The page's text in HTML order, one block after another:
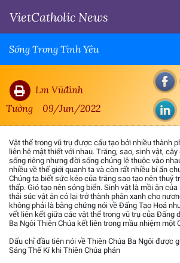
VietCatholic News
Sống Trong Tình Yêu
Lm Vũđình
Tường
09/Jun/2022
Vật thể trong vũ trụ được cấu tạo bởi nhiều thành
liên hệ mật thiết với nhau. Trăng, sao, sinh vật,
sống riêng nhưng đời sống chúng lệ thuộc vào
nhiều về thế giới quanh ta và còn rất nhiều bí ẩn
Chúng ta biết sức kéo của trăng sao tạo nên thuỷ
thấp. Gió tạo nên sóng biển. Sinh vật là mồi ăn
thải súc vật ăn cỏ lại trở thành phân xanh cho
không phải là bằng chứng nói về Đấng Tạo Hoá
vết liên kết giữa các vật thể trong vũ trụ của Đấng
Ba Ngôi Thiên Chúa kết liên trong mầu nhiệm một
Dấu chỉ đầu tiên nói về Thiên Chúa Ba Ngôi được
Sáng Thế Kí khi Thiên Chúa phán